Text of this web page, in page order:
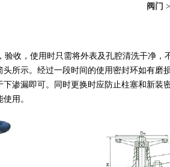
阀门 >
验收，使用时只需将外表及孔腔清洗干净，
所示。经过一段时间的使用密封环如有磨
渗漏即可。同时更换时应防止柱塞和新装
用。